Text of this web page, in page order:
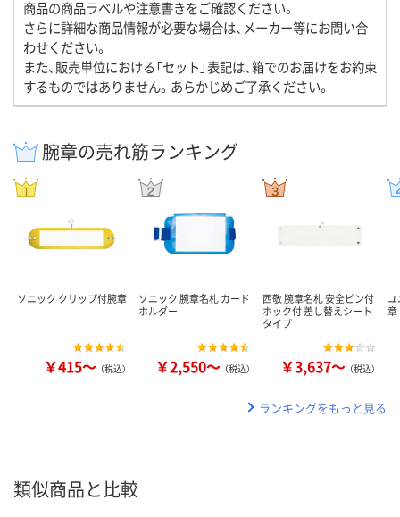
商品の商品ラベルや注意書きをご確認ください。
さらに詳細な商品情報が必要な場合は、メーカー等にお問い合
わせください。
また、販売単位における「セット」表記は、箱でのお届けをお約束
するものではありません。あらかじめご了承ください。
腕章の売れ筋ランキング
ソニック クリップ付腕章
￥415～ （税込）
ソニック 腕章名札 カード
ホルダー
￥2,550～ （税込）
西敬 腕章名札 安全ピン付
ホック付 差し替えシート
タイプ
￥3,637～ （税込）
ランキングをもっと見る
類似商品と比較